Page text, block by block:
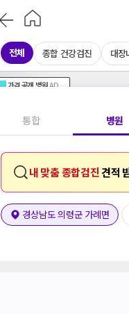
전체 종합 건강검진 대장
가격공개 병원AD
통합 병원
내 맞춤 종합검진 견적
경상남도 의령군 가례면